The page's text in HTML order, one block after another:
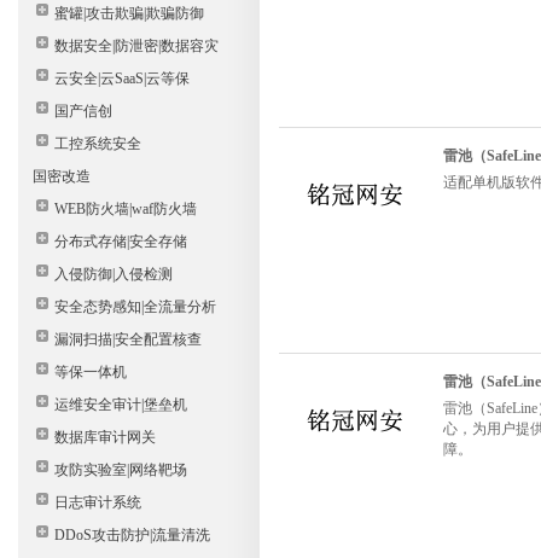
蜜罐|攻击欺骗|欺骗防御
数据安全|防泄密|数据容灾
云安全|云SaaS|云等保
国产信创
工控系统安全
国密改造
WEB防火墙|waf防火墙
分布式存储|安全存储
入侵防御|入侵检测
安全态势感知|全流量分析
漏洞扫描|安全配置核查
等保一体机
运维安全审计|堡垒机
数据库审计网关
攻防实验室|网络靶场
日志审计系统
DDoS攻击防护|流量清洗
雷池（
适配单机版软
雷池（
雷池（
心，为用户提
障。